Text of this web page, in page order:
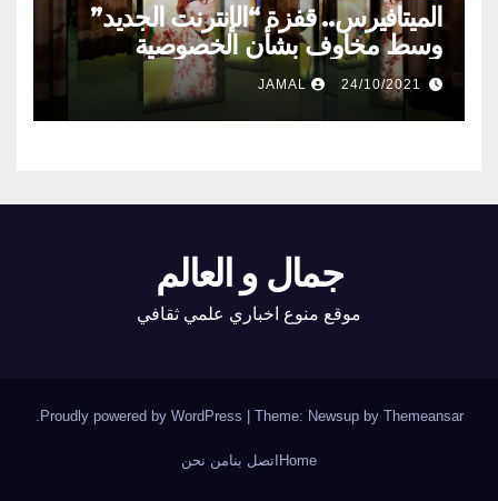
الميتافيرس.. قفزة “الإنترنت الجديد”
وسط مخاوف بشأن الخصوصية
24/10/2021
JAMAL
جمال و العالم
موقع منوع اخباري علمي ثقافي
Proudly powered by WordPress | Theme: Newsup by Themeansar
Home اتصل بنامن نحن